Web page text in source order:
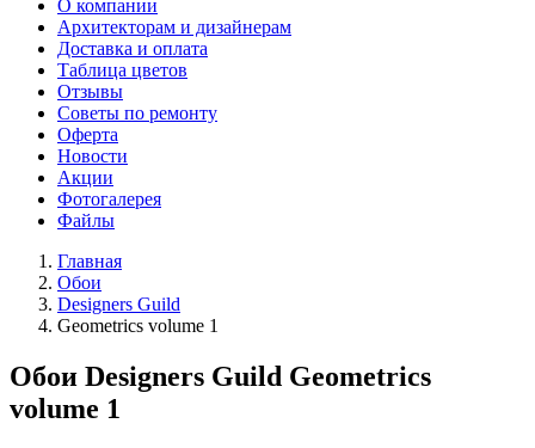
О компании
Архитекторам и дизайнерам
Доставка и оплата
Таблица цветов
Отзывы
Советы по ремонту
Оферта
Новости
Акции
Фотогалерея
Файлы
Главная
Обои
Designers Guild
Geometrics volume 1
Обои Designers Guild Geometrics
volume 1